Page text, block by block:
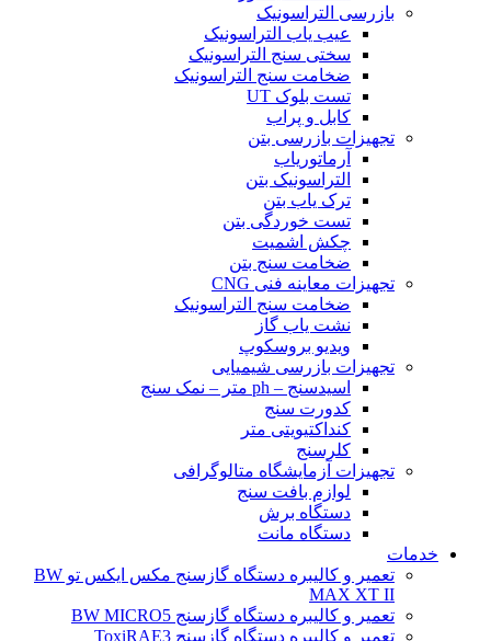
بازرسی التراسونیک
عیب یاب التراسونیک
سختی سنج التراسونیک
ضخامت سنج التراسونیک
تست بلوک UT
کابل و پراب
تجهیزات بازرسی بتن
آرماتوریاب
التراسونیک بتن
ترک یاب بتن
تست خوردگی بتن
چکش اشمیت
ضخامت سنج بتن
تجهیزات معاینه فنی CNG
ضخامت سنج التراسونیک
نشت یاب گاز
ویدیو بروسکوپ
تجهیزات بازرسی شیمیایی
اسیدسنج – ph متر – نمک سنج
کدورت سنج
کنداکتیویتی متر
کلرسنج
تجهیزات آزمایشگاه متالوگرافی
لوازم بافت سنج
دستگاه برش
دستگاه مانت
خدمات
تعمیر و کالیبره دستگاه گازسنج مکس ایکس تو BW
MAX XT II
تعمیر و کالیبره دستگاه گازسنج BW MICRO5
تعمیر و کالیبره دستگاه گازسنج ToxiRAE3